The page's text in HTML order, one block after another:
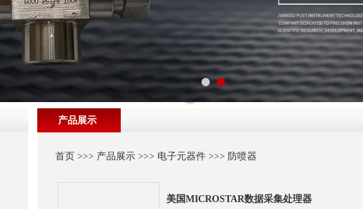
产品展示
首页 >>> 产品展示 >>> 电子元器件 >>> 防喷器
美国MICROSTAR数据采集处理器